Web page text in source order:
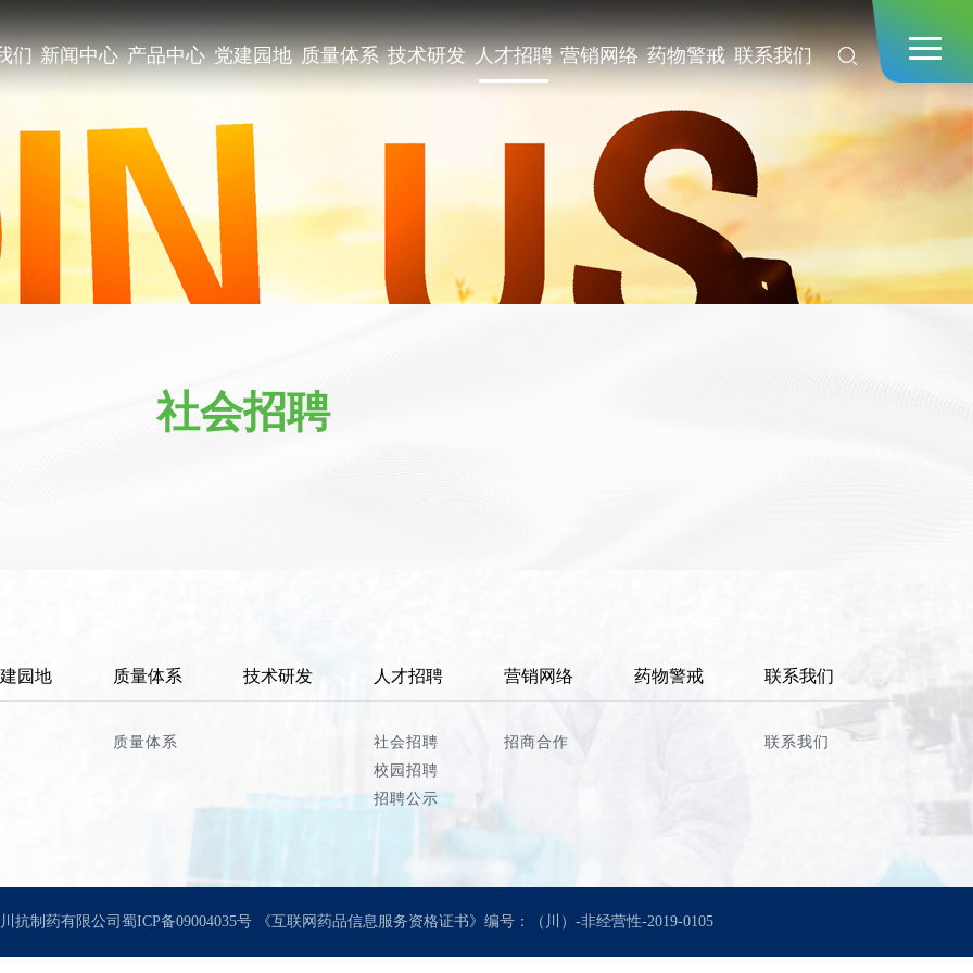
们 新闻中心 产品中心 党建园地 质量体系 技术研发 人才招聘 营销网络 药物警戒 联系我们
社会招聘
园地 质量体系
质量体系
技术研发 人才招聘
社会招聘
校园招聘
招聘公示
营销网络
招商合作
药物警戒 联系我们
联系我们
抗制药有限公司 蜀ICP备09004035号 《互联网药品信息服务资格证书》编号：（川）-非经营性-2019-0105